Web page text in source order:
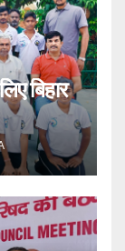
बिहार